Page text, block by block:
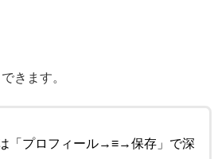
きます。
「プロフィール→≡→保存」で深